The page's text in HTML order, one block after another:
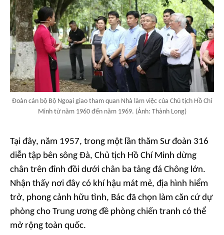
Đoàn cán bộ Bộ Ngoại giao tham quan Nhà làm việc của Chủ tịch Hồ Chí
Minh từ năm 1960 đến năm 1969. (Ảnh: Thành Long)
Tại đây, năm 1957, trong một lần thăm Sư đoàn 316
diễn tập bên sông Đà, Chủ tịch Hồ Chí Minh dừng
chân trên đỉnh đồi dưới chân ba tảng đá Chông lớn.
Nhận thấy nơi đây có khí hậu mát mẻ, địa hình hiểm
trở, phong cảnh hữu tình, Bác đã chọn làm căn cứ dự
phòng cho Trung ương đề phòng chiến tranh có thể
mở rộng toàn quốc.